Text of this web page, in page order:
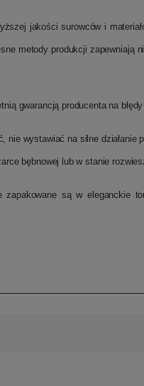
jakości surowców i
metody produkcji
gwarancją producenta na
wystawiać na silne
bębnowej lub w stanie
zapakowane są w eleganckie